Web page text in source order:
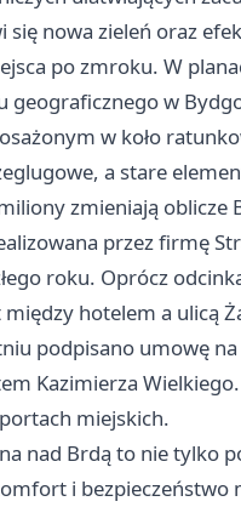
się nowa zieleń oraz
po zmroku. W
geograficznego w
w koło
a stare
zmieniają oblicze
przez firmę
roku. Oprócz
hotelem a ulicą
podpisano umowę
Kazimierza
miejskich.
nad Brdą to nie tylko
i bezpieczeństwo